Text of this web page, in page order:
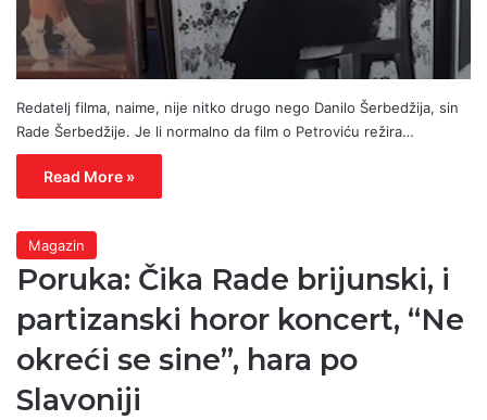
Redatelj filma, naime, nije nitko drugo nego Danilo Šerbedžija, sin
Rade Šerbedžije. Je li normalno da film o Petroviću režira…
Read More »
Magazin
Poruka: Čika Rade brijunski, i
partizanski horor koncert, “Ne
okreći se sine”, hara po
Slavoniji